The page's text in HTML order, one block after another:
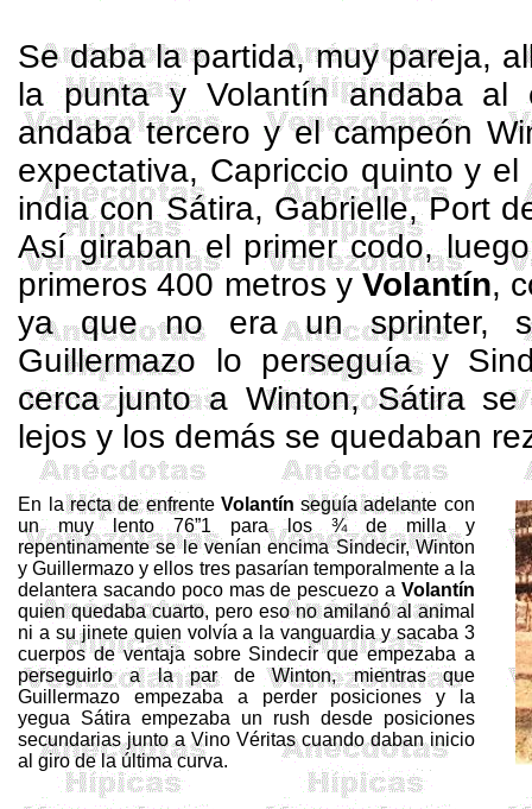
Se daba la partida, muy pareja,
la punta y Volantín andaba
andaba tercero y el campeón
expectativa, Capriccio quinto y el
india con Sátira, Gabrielle,Port
Así giraban el primer codo,
primeros400 metros yVolantín,
ya que no era unsprinter,
Guillermazo lo perseguía y
cerca junto a Winton, Sátira se
lejos y los demás se quedaban
En la recta de enfrente Volantín seguía adelante con
un muy lento 76”1 para los ¾ de milla y
repentinamente se le venían encimaSindecir,Winton
yGuillermazo y ellos tres pasarían temporalmente a la
delantera sacando poco mas de pescuezo a Volantín
quien quedaba cuarto, pero eso no amilanó al animal
ni a su jinete quien volvía a la vanguardia y sacaba 3
cuerpos de ventaja sobre Sindecirque empezaba a
perseguirlo a la par deWinton, mientras que
Guillermazo empezaba a perder posiciones y la
yegua Sátira empezaba un rush desde posiciones
secundarias junto a Vino Véritascuando daban inicio
al giro de la última curva.